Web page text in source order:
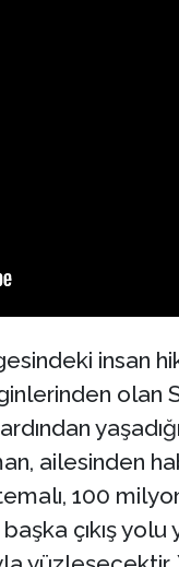
insan
ailesinden
100
çıkış yolu